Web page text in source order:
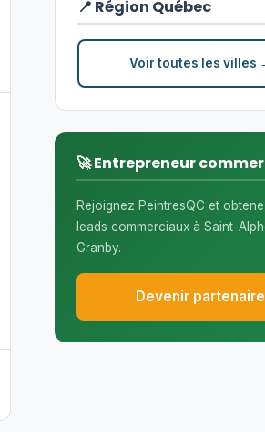
📍 Région Québec
Voir toutes les villes
🚀 Entrepreneur
Rejoignez PeintresQC et
leads commerciaux à Saint-
Granby.
Devenir partenaire